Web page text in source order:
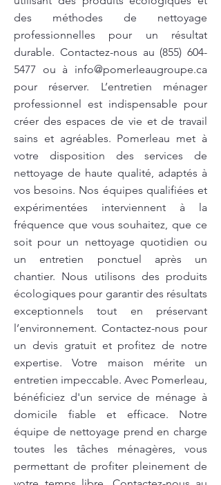
des méthodes de nettoyage
professionnelles pour un résultat
durable. Contactez-nous au (855) 604-
5477 ou à info@pomerleaugroupe.ca
pour réserver. L’entretien ménager
professionnel est indispensable pour
créer des espaces de vie et de travail
sains et agréables. Pomerleau met à
votre disposition des services de
nettoyage de haute qualité, adaptés à
vos besoins. Nos équipes qualifiées et
expérimentées interviennent à la
fréquence que vous souhaitez, que ce
soit pour un nettoyage quotidien ou
un entretien ponctuel après un
chantier. Nous utilisons des produits
écologiques pour garantir des résultats
exceptionnels tout en préservant
l’environnement. Contactez-nous pour
un devis gratuit et profitez de notre
expertise. Votre maison mérite un
entretien impeccable. Avec Pomerleau,
bénéficiez d'un service de ménage à
domicile fiable et efficace. Notre
équipe de nettoyage prend en charge
toutes les tâches ménagères, vous
permettant de profiter pleinement de